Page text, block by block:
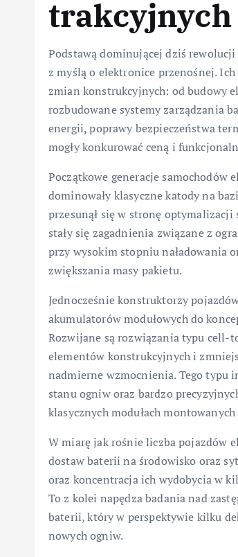
Podstawą dominującej dziś
z myślą o elektronice przenośnej.
zmian konstrukcyjnych: od budowy
rozbudowane systemy zarządzania
energii, poprawy bezpieczeństwa
mogły konkurować ceną i
Początkowe generacje
dominowały klasyczne katody na
przesunął się w stronę
stały się zagadnienia związane z
przy wysokim stopniu naładowania
zwiększania masy pakietu.
Jednocześnie konstruktorzy
akumulatorów modułowych do
Rozwijane są rozwiązania typu cell-
elementów konstrukcyjnych i
nadmierne wzmocnienia. Tego typu
stanu ogniw oraz bardzo
klasycznych modułach
W miarę jak rośnie liczba pojazdów
dostaw baterii na środowisko oraz
oraz koncentracja ich wydobycia w
To z kolei napędza badania nad
baterii, który w perspektywie kilku
nowych ogniw.